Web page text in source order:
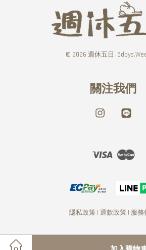
© 2026 週休五日.
關注我們
Instagram
Visa
隱私政策 | 退款政策 | 服務